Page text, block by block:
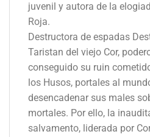
juvenil y autora de la
Roja.
Destructora de espadas
Taristan del viejo Cor,
conseguido su ruin
los Husos, portales al
desencadenar sus males
mortales. Por ello, la
salvamento, liderada por